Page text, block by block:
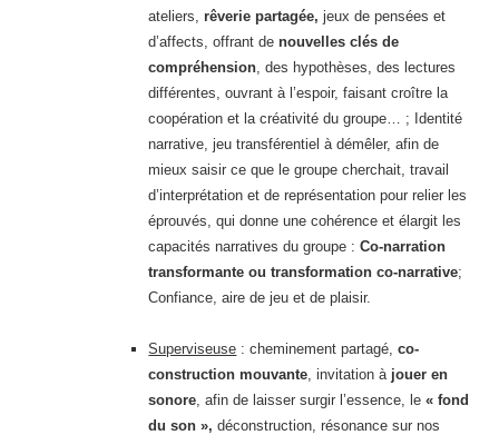
ateliers,rêverie partagée,jeux de pensées et
d’affects, offrant denouvelles clés de
compréhension , des hypothèses, des lectures
différentes, ouvrant à l’espoir, faisant croître la
coopération et la créativité du groupe… ; Identité
narrative, jeu transférentiel à démêler, afin de
mieux saisir ce que le groupe cherchait, travail
d’interprétation et de représentation pour relier les
éprouvés, qui donne une cohérence et élargit les
capacités narratives du groupe :Co-narration
transformante ou transformation co-narrative;
Confiance, aire de jeu et de plaisir.
Superviseuse : cheminement partagé,co-
construction mouvante , invitation à jouer en
sonore , afin de laisser surgir l’essence, le« fond
du son »,déconstruction, résonance sur nos